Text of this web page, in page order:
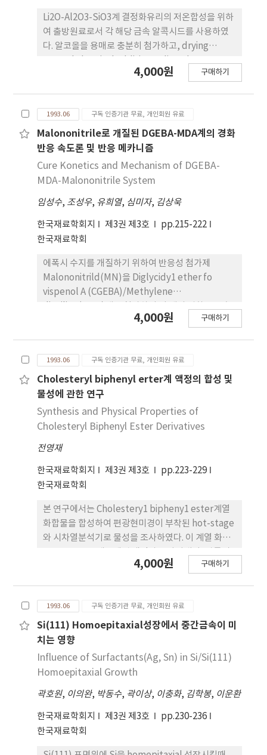
Li2O-Al2O3-SiO3계 결정화유리의 저온합성을 위하
여 출방원료로서 각 해당 금속 알콕시드를 사용하였
다. 알코올을 용매로 충분히 첨가하고, drying
formamide를 적당량 첨가한 혼합용용액을 과잉의
건조겔로부터 750-950˚C로 10시간 이상 소결하여 저
열팽창성을 나타내는 β-eucrypytite(β-quartz 고
용체), Li2O· Al2O3· 3SiO2및 β-spodumene등
의결정상을 석출시켰다.
4,000원 구매하기
1993.06 구독 인증기관 무료, 개인회원 유료
Malononitrile로 개질된 DGEBA-MDA계의 경화
반응 속도론 및 반응 메카니즘
Cure Konetics and Mechanism of DGEBA-
MDA-Malononitrile System
임성수, 조성우, 유희열, 심미자, 김상욱
한국재료학회지 제3권 제3호
pp.215-222
한국재료학회
에폭시 수지를 개질하기 위하여 반응성 첨가제
Malononitrild(MN)을 Diglycidy1 ether fo
vispenol A (CGEBA)/Methylene
도론과 경화반응메카니즘을 시차주사 열분석(DSC)
전히 경화를 이루기 위하여 80˚C로 부터 170˚C까지
30˚C간격으로 경화시킨 시료로 반응메카니즘을 고찰
한 결과 PA(primary amine)-E(epoxide)그리고
E(epoxide)-OH(hydroxy1 group)반응 이외에
PA(primary amine)-CN(nitrile)과 CN(nitrile)-
OH(hydroxy1 group)반응이 일어남을 알았다.
4,000원 구매하기
1993.06 구독 인증기관 무료, 개인회원 유료
Cholesteryl biphenyl erter계 액정의 합성 및
물성에 관한 연구
Synthesis and Physical Properties of
Cholesteryl Biphenyl Ester Derivatives
전영재
한국재료학회지 제3권 제3호
pp.223-229
한국재료학회
본 연구에서는 Cholestery1 bipheny1 ester계열
화합물을 합성하여 편광현미경이 부착된 hot-stage
와 시차열분석기로 물성을 조사하였다. 이 계열 화합
사슬 3번부터 스메틱상이 형성됨을 보여 준다. 또한,
상을 나타낸다.
4,000원 구매하기
1993.06 구독 인증기관 무료, 개인회원 유료
Si(111) Homoepitaxial성장에서 중간금속이 미
치는 영향
Influence of Surfactants(Ag, Sn) in Si/Si(111)
Homoepitaxial Growth
곽호원, 이의완, 박동수, 곽이상, 이충화, 김학봉, 이운환
한국재료학회지 제3권 제3호
pp.230-236
한국재료학회